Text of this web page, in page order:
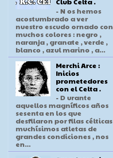
- N os hemos
acostumbrado a ver
nuestro escudo ornado con
muchos colores : negro ,
naranja , granate , verde ,
blanco , azul marino , a...
Merchi Arce :
Inicios
prometedores
con el Celta .
- D urante
aquellos magníficos años
sesenta en los que
desfilaron por filas célticas
muchísimos atletas de
grandes condiciones , nos
en...